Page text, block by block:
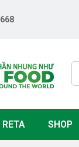
RETA SHOP